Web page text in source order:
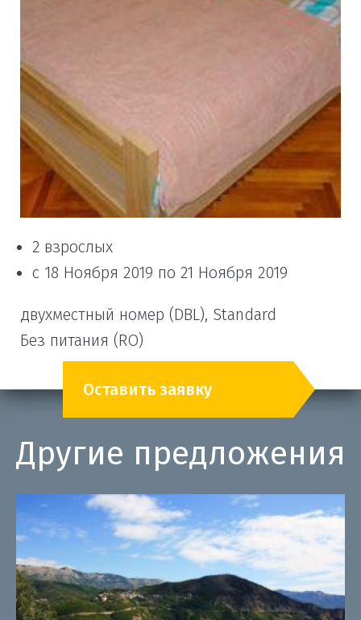
2 взрослых
с 18 Ноября 2019 по 21 Ноября 2019
двухместный номер (DBL), Standard
Без питания (RO)
Оставить заявку
Другие предложения